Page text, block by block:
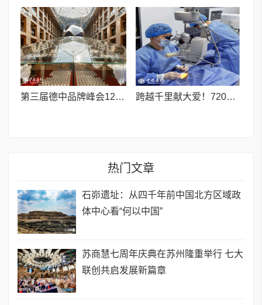
第三届德中品牌峰会12月将在柏林举办，聚焦人工智能时代品牌全球化发展 跨越千里献大爱！720光明行助力喀什150名白内障老人重获清晰视界
热门文章
石峁遗址：从四千年前中国北方区域政
体中心看“何以中国”
苏商慧七周年庆典在苏州隆重举行 七大
联创共启发展新篇章